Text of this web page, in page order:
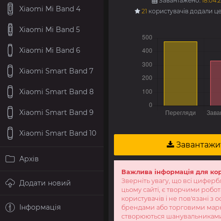
21 користувачів додали
Важлива інформація для
Зверніть увагу, що всі
цьому сайті, є творчими
користувачів і не пов'язані з
брендами або торговими
створюються
Xiaomi Mi Band 4
Xiaomi Mi Band 5
Xiaomi Mi Band 6
Xiaomi Smart Band 7
Xiaomi Smart Band 8
Xiaomi Smart Band 9
Xiaomi Smart Band 10
Архів
Додати новий
Інформація